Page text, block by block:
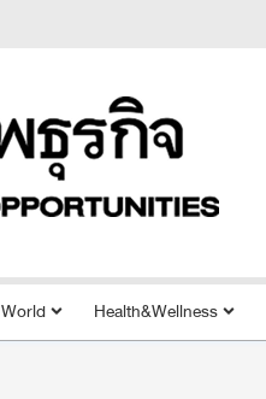
World Health&Wellness